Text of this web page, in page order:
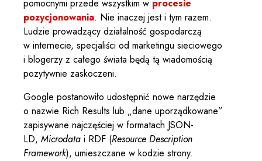
pomocnymi przede wszystkim w procesie
pozycjonowania. Nie inaczej jest i tym razem.
Ludzie prowadzący działalność gospodarczą
w internecie, specjaliści od marketingu sieciowego
i blogerzy z całego świata będą tą wiadomością
pozytywnie zaskoczeni.
Google postanowiło udostępnić nowe narzędzie
o nazwie Rich Results lub „dane uporządkowane”
zapisywane najczęściej w formatach JSON-
LD, Microdata i RDF (Resource Description
Framework), umieszczane w kodzie strony.